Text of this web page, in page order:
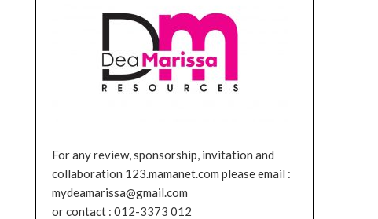
For any review, sponsorship, invitation and
collaboration 123.mamanet.com please email :
mydeamarissa@gmail.com
or contact : 012-3373 012